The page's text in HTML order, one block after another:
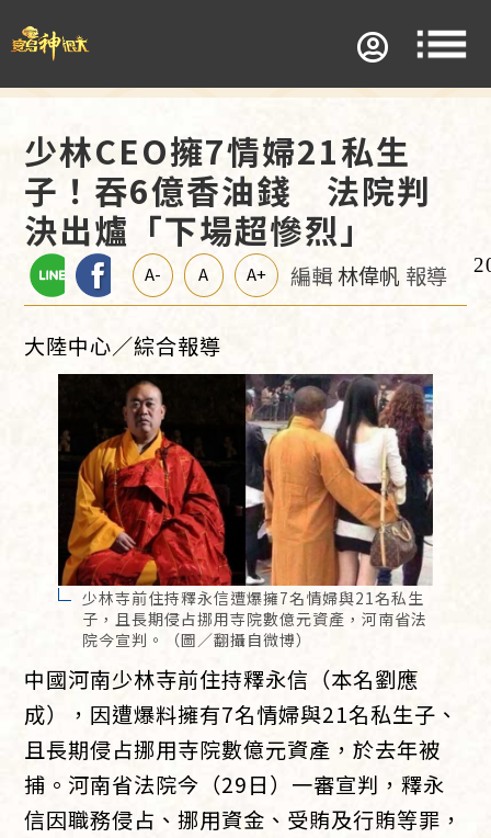
少林CEO擁7情婦21私生
子！吞6億香油錢 法院判
決出爐「下場超慘烈」
A- A A+ 編輯林偉帆 報導
大陸中心／綜合報導
少林寺前住持釋永信遭爆擁7名情婦與21名私生
子，且長期侵占挪用寺院數億元資產，河南省法
院今宣判。（圖／翻攝自微博）
中國河南少林寺前住持釋永信（本名劉應
成），因遭爆料擁有7名情婦與21名私生子、
且長期侵占挪用寺院數億元資產，於去年被
捕。河南省法院今（29日）一審宣判，釋永
信因職務侵占、挪用資金、受賄及行賄等罪，